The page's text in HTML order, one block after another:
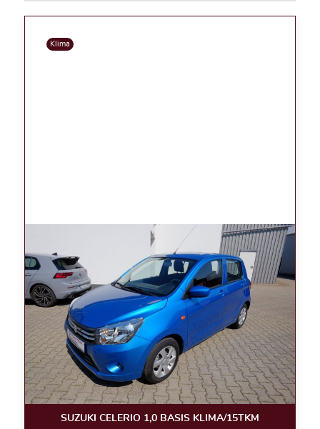
Klima
SUZUKI CELERIO 1,0 BASIS KLIMA/15TKM